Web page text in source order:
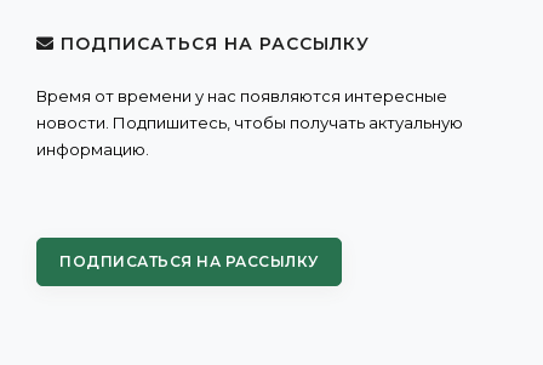
ПОДПИСАТЬСЯ НА РАССЫЛКУ
Время от времени у нас появляются интересные
новости. Подпишитесь, чтобы получать актуальную
информацию.
ПОДПИСАТЬСЯ НА РАССЫЛКУ